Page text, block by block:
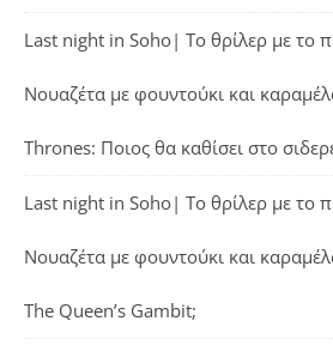
Last night in Soho| Το θρίλερ με το
Νουαζέτα με φουντούκι και
Thrones: Ποιος θα καθίσει στο
Last night in Soho| Το θρίλερ με το
Νουαζέτα με φουντούκι και
The Queen’s Gambit;